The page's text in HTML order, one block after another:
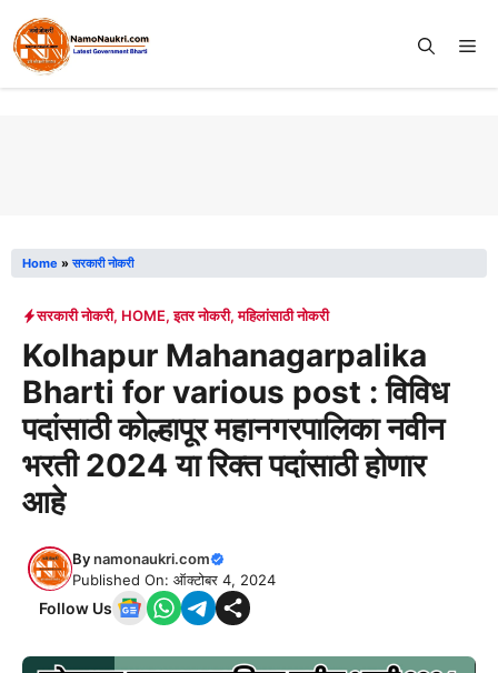
content
Home »सरकारी नोकरी
सरकारी नोकरी, HOME,इतर नोकरी,महिलांसाठी नोकरी
Kolhapur Mahanagarpalika
Bharti for various post : विविध
पदांसाठी कोल्हापूर महानगरपालिका नवीन
भरती 2024 या रिक्त पदांसाठी होणार
आहे
Bynamonaukri.com
Published On: ऑक्टोबर 4, 2024
Follow Us